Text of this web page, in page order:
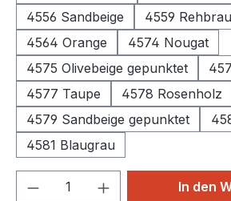
4556 Sandbeige
4559
4564 Orange
4574 Nougat
4575 Olivebeige gepunktet
4577 Taupe
4578 Rosenholz
4579 Sandbeige gepunktet
4581 Blaugrau
Produkt Anzahl: GibIn den